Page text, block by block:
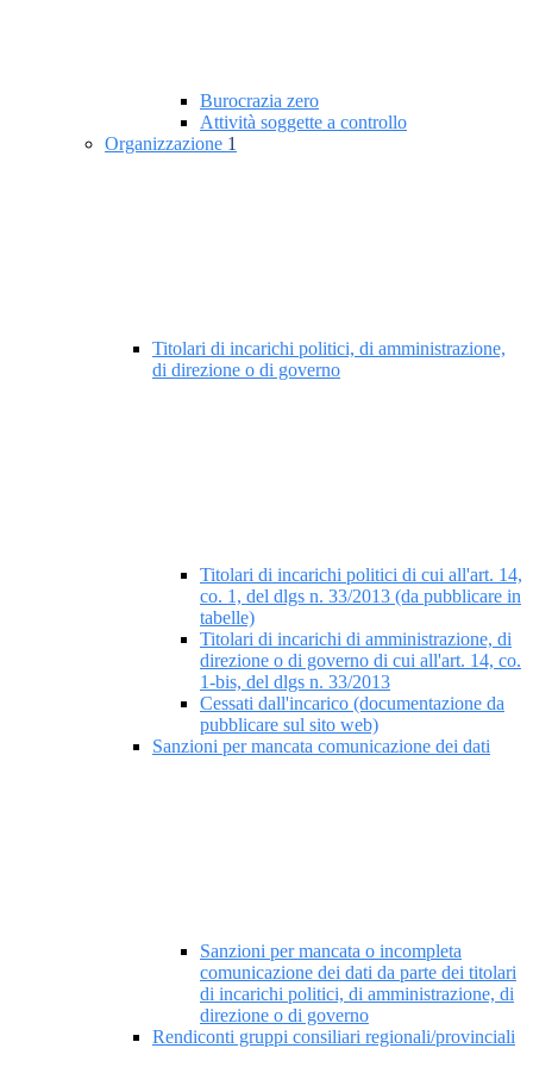
Burocrazia zero
Attività soggette a controllo
Organizzazione 1
Titolari di incarichi politici, di amministrazione,
di direzione o di governo
Titolari di incarichi politici di cui all'art. 14,
co. 1, del dlgs n. 33/2013 (da pubblicare in
tabelle)
Titolari di incarichi di amministrazione, di
direzione o di governo di cui all'art. 14, co.
1-bis, del dlgs n. 33/2013
Cessati dall'incarico (documentazione da
pubblicare sul sito web)
Sanzioni per mancata comunicazione dei dati
Sanzioni per mancata o incompleta
comunicazione dei dati da parte dei titolari
di incarichi politici, di amministrazione, di
direzione o di governo
Rendiconti gruppi consiliari regionali/provinciali